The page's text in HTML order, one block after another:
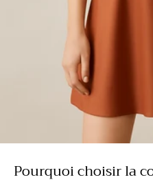
Pourquoi choisir la